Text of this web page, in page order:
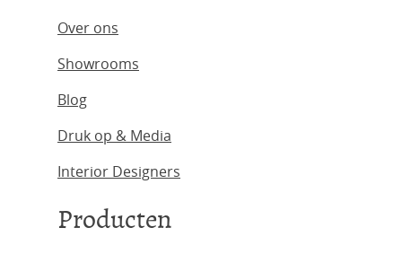
Over ons
Showrooms
Blog
Druk op & Media
Interior Designers
Producten